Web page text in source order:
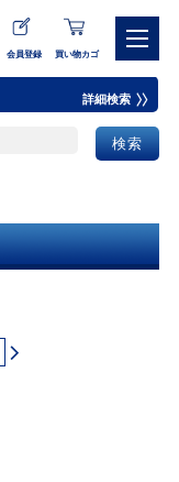
会員登録 買い物カゴ
詳細検索